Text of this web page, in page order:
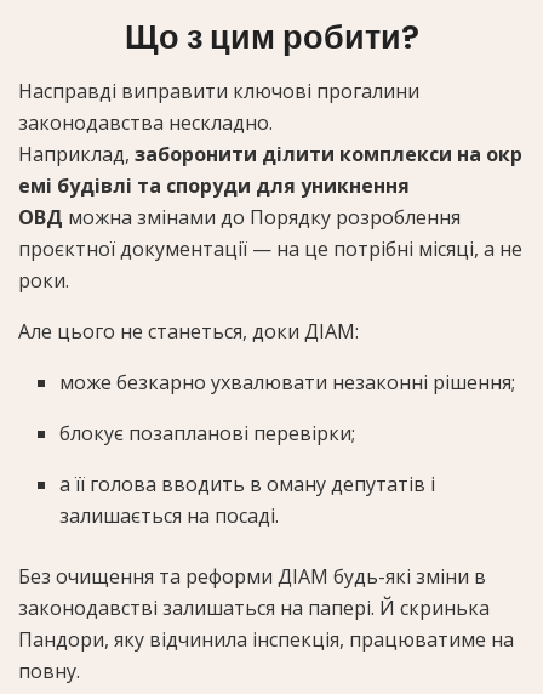
Що з цим робити?
Насправді виправити ключові прогалини
законодавства нескладно.
Наприклад, заборонити ділити комплекси на окр
емі будівлі та споруди для уникнення
ОВД можна змінами до Порядку розроблення
проєктної документації — на це потрібні місяці, а не
роки.
Але цього не станеться, доки ДІАМ:
може безкарно ухвалювати незаконні рішення;
блокує позапланові перевірки;
а її голова вводить в оману депутатів і
залишається на посаді.
Без очищення та реформи ДІАМ будь-які зміни в
законодавстві залишаться на папері. Й скринька
Пандори, яку відчинила інспекція, працюватиме на
повну.